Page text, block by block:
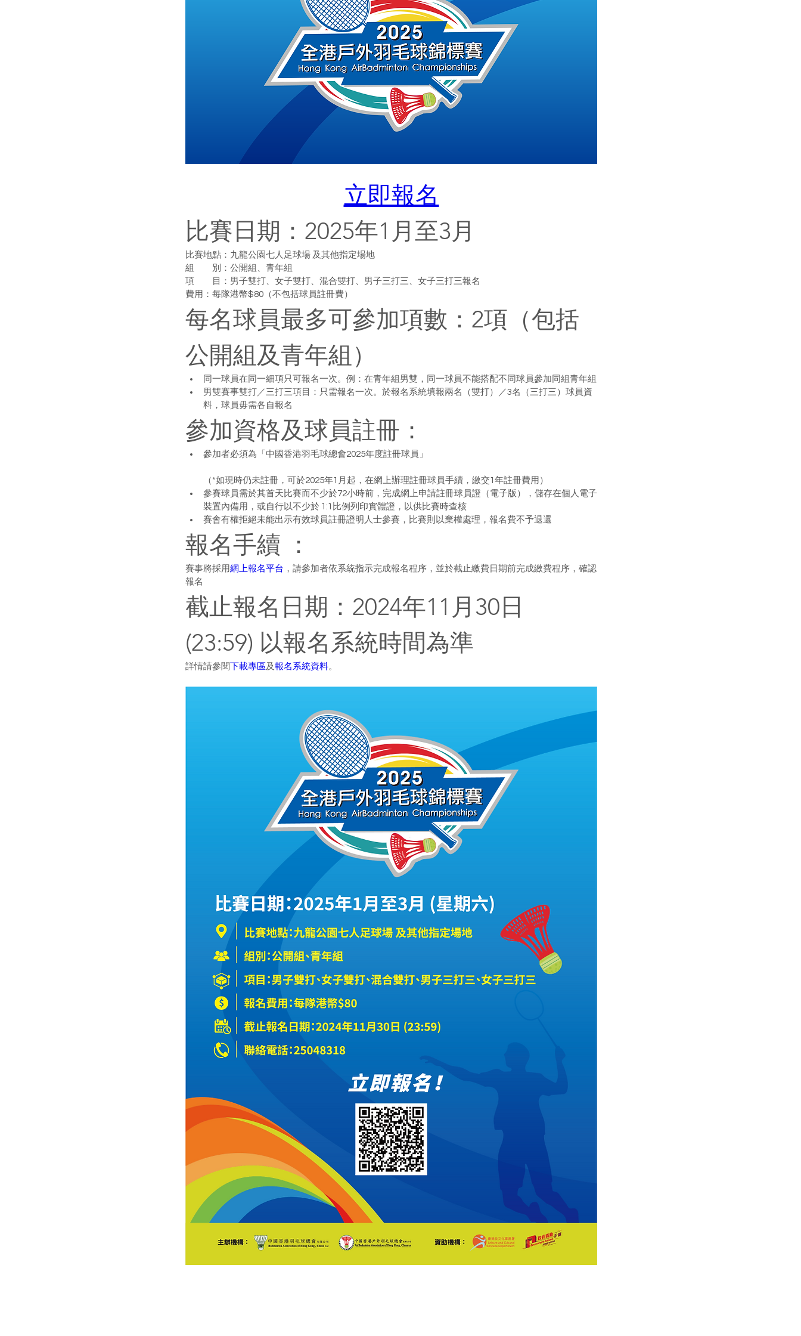
立即報名
比賽日期：2025年1月至3月
比賽地點：九龍公園七人足球場 及其他指定場地
組　　別：公開組、青年組
項　　目：男子雙打、女子雙打、混合雙打、男子三打三、女子三打三報名
費用：每隊港幣$80（不包括球員註冊費）
每名球員最多可參加項數：2項（包括
公開組及青年組）
同一球員在同一細項只可報名一次。例：在青年組男雙，同一球員不能搭配不同球員參加同組青年組
男雙賽事雙打／三打三項目：只需報名一次。於報名系統填報兩名（雙打）／3名（三打三）球員資
料，球員毋需各自報名
參加資格及球員註冊：
參加者必須為「中國香港羽毛球總會2025年度註冊球員」
（*如現時仍未註冊，可於2025年1月起，在網上辦理註冊球員手續，繳交1年註冊費用）
參賽球員需於其首天比賽而不少於72小時前，完成網上申請註冊球員證（電子版），儲存在個人電子
裝置內備用，或自行以不少於 1:1比例列印實體證，以供比賽時查核
賽會有權拒絕未能出示有效球員註冊證明人士參賽，比賽則以棄權處理，報名費不予退還
報名手續 ：
賽事將採用網上報名平台 ，請參加者依系統指示完成報名程序，並於截止繳費日期前完成繳費程序，確認
報名
截止報名日期：2024年11月30日
(23:59) 以報名系統時間為準
詳情請參閱下載專區 及 報名系統資料。